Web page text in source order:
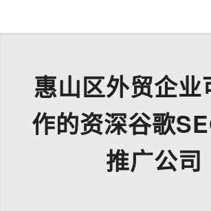
惠山区外贸企业
作的资深谷歌
推广公司